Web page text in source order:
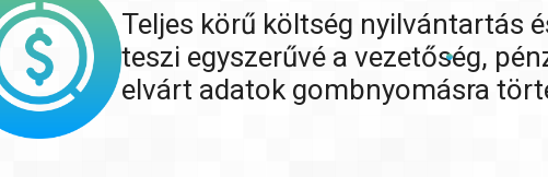
Teljes körű költség nyilvántartás
teszi egyszerűvé a vezetőség,
elvárt adatok gombnyomásra